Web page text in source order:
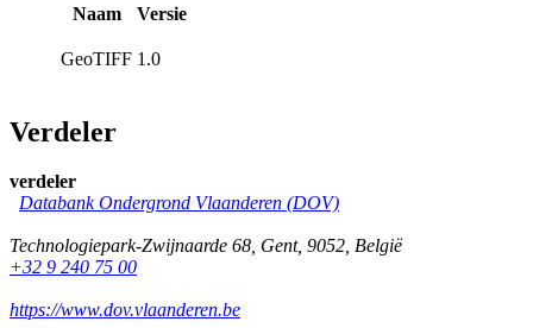
Naam
Versie
GeoTIFF 1.0
Verdeler
verdeler
Databank Ondergrond Vlaanderen (DOV)
Technologiepark-Zwijnaarde 68, Gent, 9052, België
+32 9 240 75 00
https://www.dov.vlaanderen.be